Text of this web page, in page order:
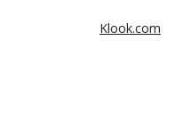
Klook.com